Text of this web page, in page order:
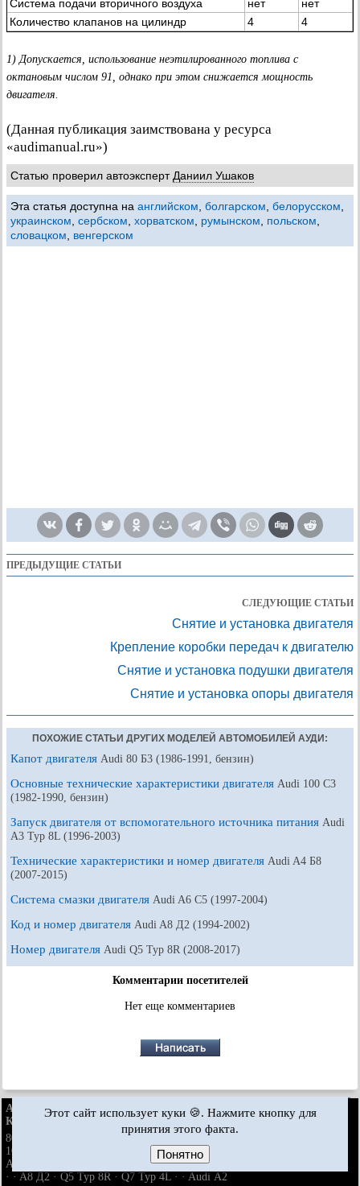
Система подачи вторичного воздуха
нет
нет
Количество клапанов на цилиндр
4 4
1) Допускается, использование неэтилированного топлива с
октановым числом 91, однако при этом снижается мощность
двигателя.
(Данная публикация заимствована у ресурса
«audimanual.ru»)
Статью проверил автоэксперт Даниил Ушаков
Эта статья доступна на английском болгарском белорусском
украинском сербском хорватском румынском польском
словацком
венгерском
ПРЕДЫДУЩИЕ СТАТЬИ
СЛЕДУЮЩИЕ СТАТЬИ
Снятие и установка двигателя
Крепление коробки передач к двигателю
Снятие и установка подушки двигателя
Снятие и установка опоры двигателя
ПОХОЖИЕ СТАТЬИ ДРУГИХ МОДЕЛЕЙ АВТОМОБИЛЕЙ АУДИ:
Капот двигателя Audi 80 Б3 (1986-1991, бензин)
Основные технические характеристики двигателя Audi 100 С3
(1982-1990, бензин)
Запуск двигателя от вспомогательного источника питания Audi
A3 Typ 8L (1996-2003)
Технические характеристики и номер двигателя Audi A4 Б8
(2007-2015)
Система смазки двигателя Audi A6 С5 (1997-2004)
Код и номер двигателя Audi A8 Д2 (1994-2002)
Номер двигателя Audi Q5 Typ 8R (2008-2017)
Комментарии посетителей
Нет еще комментариев
AudiManual.ru © 2017-2026·Полная версия ·Обратная связь
Карта сайта
Поиск по сайту ·Новости и статьи
80 Б2
80 Б3 100 С3
100 С3
100 С4 · ·A3 Typ 8L
A4 Б6
·A4 Б8· ·A6 С4
A6 С5 Allroad
· · A8 Д2 · Q5 Typ 8R · Q7 Typ 4L · · Audi А2
Этот сайт использует куки 🍪. Нажмите кнопку для
принятия этого факта.
Понятно